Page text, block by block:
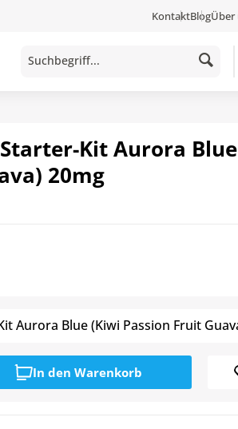
KontaktBlogÜber
Starter-Kit Aurora
20mg
Aurora Blue (Kiwi Passion Fruit
In den Warenkorb